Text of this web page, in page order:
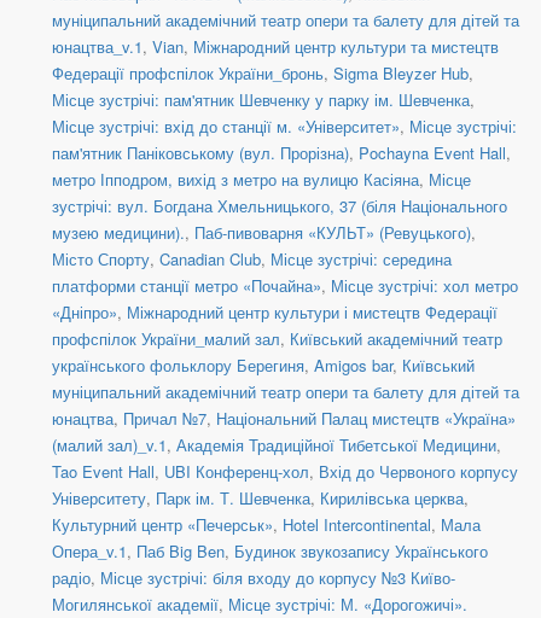
муніципальний академічний театр опери та балету для дітей та
юнацтва_v.1, Vian, Міжнародний центр культури та мистецтв
Федерації профспілок України_бронь, Sigma Bleyzer Hub,
Місце зустрічі: пам'ятник Шевченку у парку ім. Шевченка,
Місце зустрічі: вхід до станції м. «Університет», Місце зустрічі:
пам'ятник Паніковському (вул. Прорізна), Pochayna Event Hall,
метро Іпподром, вихід з метро на вулицю Касіяна, Місце
зустрічі: вул. Богдана Хмельницького, 37 (біля Національного
музею медицини)., Паб-пивоварня «КУЛЬТ» (Ревуцького),
Місто Спорту, Canadian Club, Місце зустрічі: середина
платформи станції метро «Почайна», Місце зустрічі: хол метро
«Дніпро», Міжнародний центр культури і мистецтв Федерації
профспілок України_малий зал, Київський академічний театр
українського фольклору Берегиня, Amigos bar, Київський
муніципальний академічний театр опери та балету для дітей та
юнацтва, Причал №7, Національний Палац мистецтв «Україна»
(малий зал)_v.1, Академія Традиційної Тибетської Медицини,
Tao Event Hall, UBI Конференц-хол, Вхід до Червоного корпусу
Університету, Парк ім. Т. Шевченка, Кирилівська церква,
Культурний центр «Печерськ», Hotel Intercontinental, Мала
Опера_v.1, Паб Big Ben, Будинок звукозапису Українського
радіо, Місце зустрічі: біля входу до корпусу №3 Київо-
Могилянської академії, Місце зустрічі: М. «Дорогожичі».